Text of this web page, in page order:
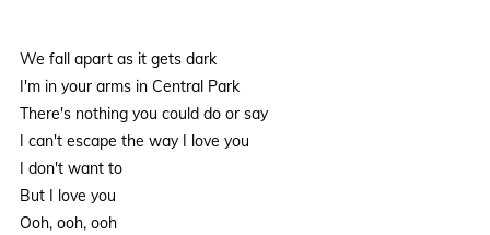
We fall apart as it gets dark
I'm in your arms in Central Park
There's nothing you could do or say
I can't escape the way I love you
I don't want to
But I love you
Ooh, ooh, ooh